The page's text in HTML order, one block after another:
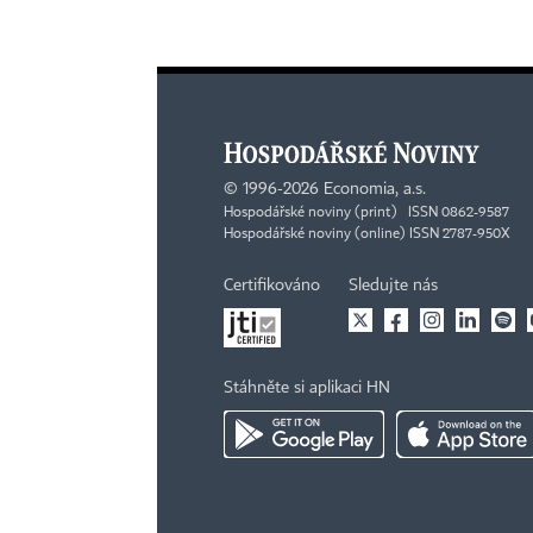
© 1996-2026 Economia, a.s.
Hospodářské noviny (print) ISSN 0862-9587
Hospodářské noviny (online) ISSN 2787-950X
Certifikováno Sledujte nás
Stáhněte si aplikaci HN